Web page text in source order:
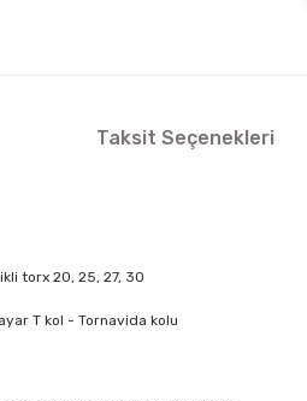
Taksit Seçenekleri
torx 20, 25, 27, 30
T kol - Tornavida kolu